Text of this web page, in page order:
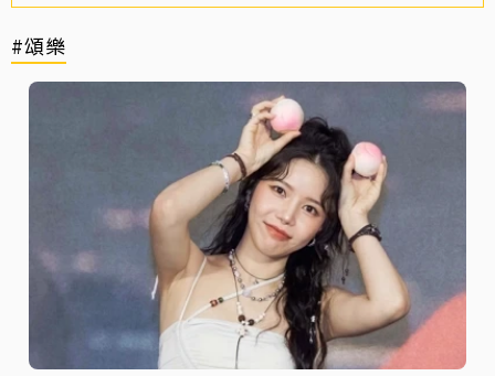
#頌樂